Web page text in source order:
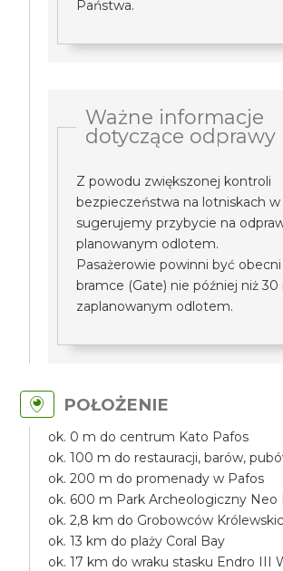
Państwa.
Ważne informacje
dotyczące odprawy
Z powodu zwiększonej kontroli
bezpieczeństwa na lotniskach w
sugerujemy przybycie na
planowanym odlotem.
Pasażerowie powinni być
bramce (Gate) nie później niż
zaplanowanym odlotem.
POŁOŻENIE
ok. 0 m do centrum Kato Pafos
ok. 100 m do restauracji, barów,
ok. 200 m do promenady w Pafos
ok. 600 m Park Archeologiczny Neo
ok. 2,8 km do Grobowców
ok. 13 km do plaży Coral Bay
ok. 17 km do wraku stasku Endro III